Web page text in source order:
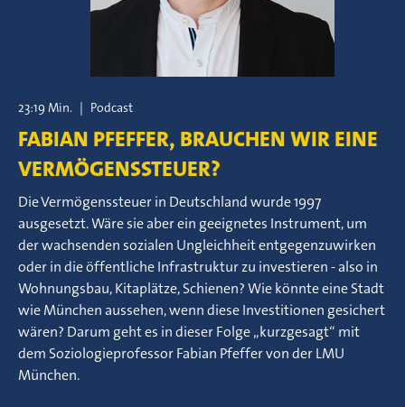
23:19 Min. | Podcast
FABIAN PFEFFER, BRAUCHEN WIR EINE
VERMÖGENSSTEUER?
Die Vermögenssteuer in Deutschland wurde 1997
ausgesetzt. Wäre sie aber ein geeignetes Instrument, um
der wachsenden sozialen Ungleichheit entgegenzuwirken
oder in die öffentliche Infrastruktur zu investieren - also in
Wohnungsbau, Kitaplätze, Schienen? Wie könnte eine Stadt
wie München aussehen, wenn diese Investitionen gesichert
wären? Darum geht es in dieser Folge „kurzgesagt“ mit
dem Soziologieprofessor Fabian Pfeffer von der LMU
München.